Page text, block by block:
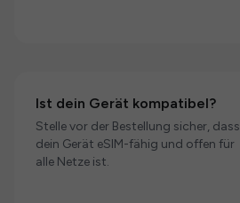
Ist dein Gerät kompatibel?
Stelle vor der Bestellung sicher, dass
dein Gerät eSIM-fähig und offen für
alle Netze ist.